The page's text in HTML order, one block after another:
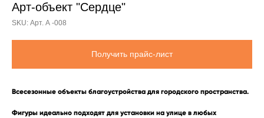
Арт-объект "Сердце"
SKU: Арт. А -008
Получить прайс-лист
Всесезонные объекты благоустройства для городского пространства.
Фигуры идеально подходят для установки на улице в любых